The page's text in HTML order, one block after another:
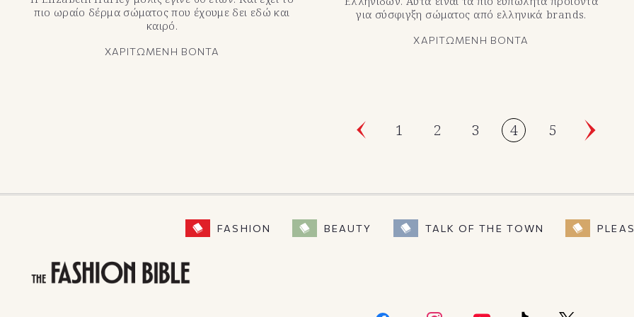
πιο ωραίο δέρμα σώματος που έχουμε δει εδώ και
καιρό.
ΧΑΡΙΤΩΜΕΝΗ ΒΟΝΤΑ
για σύσφιγξη σώματος από ελληνικά brands.
ΧΑΡΙΤΩΜΕΝΗ ΒΟΝΤΑ
1 2 3 4 5
FASHION BEAUTY TALK OF THE TOWN